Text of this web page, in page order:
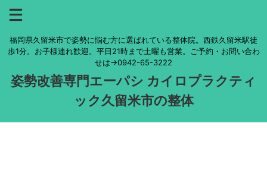
福岡県久留米市で姿勢に悩む方に選ばれている整体院。西鉄久留米駅徒
歩1分。お子様連れ歓迎。平日21時まで土曜も営業。ご予約・お問い合わ
せは→0942-65-3222
姿勢改善専門エーパシ カイロプラクティ
ック久留米市の整体